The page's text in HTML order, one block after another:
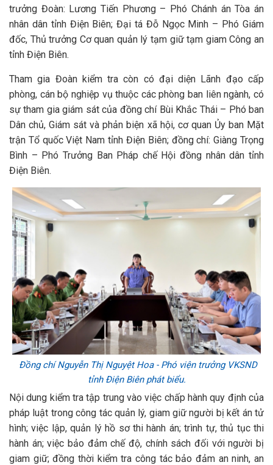
trưởng Đoàn: Lương Tiến Phương – Phó Chánh án Tòa án
nhân dân tỉnh Điện Biên; Đại tá Đỗ Ngọc Minh – Phó Giám
đốc, Thủ trưởng Cơ quan quản lý tạm giữ tạm giam Công an
tỉnh Điện Biên.
Tham gia Đoàn kiểm tra còn có đại diện Lãnh đạo cấp
phòng, cán bộ nghiệp vụ thuộc các phòng ban liên ngành, có
sự tham gia giám sát của đồng chí Bùi Khắc Thái – Phó ban
Dân chủ, Giám sát và phản biện xã hội, cơ quan Ủy ban Mặt
trận Tổ quốc Việt Nam tỉnh Điện Biên; đồng chí: Giàng Trọng
Bình – Phó Trưởng Ban Pháp chế Hội đồng nhân dân tỉnh
Điện Biên.
Đồng chí Nguyễn Thị Nguyệt Hoa - Phó viện trưởng VKSND
tỉnh Điện Biên phát biểu.
Nội dung kiểm tra tập trung vào việc chấp hành quy định của
pháp luật trong công tác quản lý, giam giữ người bị kết án tử
hình; việc lập, quản lý hồ sơ thi hành án; trình tự, thủ tục thi
hành án; việc bảo đảm chế độ, chính sách đối với người bị
giam giữ; đồng thời kiểm tra công tác bảo đảm an ninh, an